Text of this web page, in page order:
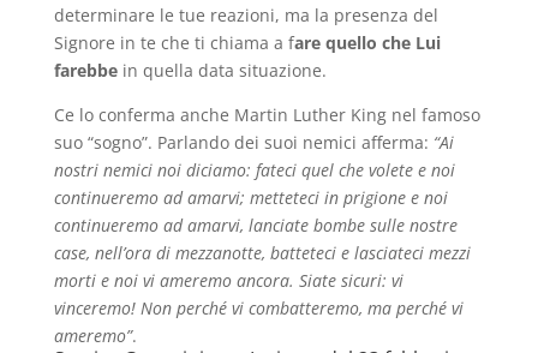
determinare le tue reazioni, ma la presenza del
Signore in te che ti chiama a fare quello che Lui
farebbein quella data situazione.
Ce lo conferma anche Martin Luther King nel famoso
suo “sogno”. Parlando dei suoi nemici afferma: “Ai
nostri nemici noi diciamo: fateci quel che volete e noi
continueremo ad amarvi; metteteci in prigione e noi
continueremo ad amarvi, lanciate bombe sulle nostre
case, nell’ora di mezzanotte, batteteci e lasciateci mezzi
morti e noi vi ameremo ancora. Siate sicuri: vi
vinceremo! Non perché vi combatteremo, ma perché vi
ameremo”.